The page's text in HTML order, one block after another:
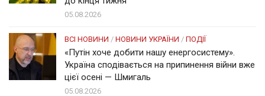
05.08.2026
ВСІ НОВИНИ / НОВИНИ УКРАЇНИ / ПОДІЇ
«Путін хоче добити нашу енергосистему».
Україна сподівається на припинення війни вже
цієї осені — Шмигаль
05.08.2026